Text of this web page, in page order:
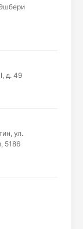
д. 49
ул.
5186